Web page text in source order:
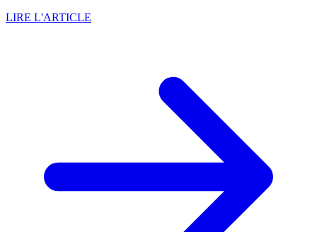
LIRE L'ARTICLE